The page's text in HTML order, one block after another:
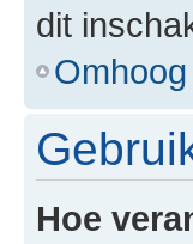
dit
Omhoog
Hoe